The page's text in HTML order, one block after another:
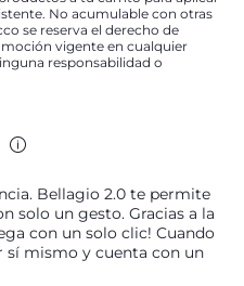
No acumulable con otras
se reserva el derecho de
vigente en cualquier
responsabilidad o
Bellagio 2.0 te permite
solo un gesto. Gracias a la
con un solo clic! Cuando
sí mismo y cuenta con un